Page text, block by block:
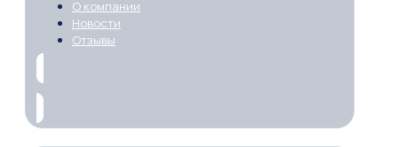
О компании
Новости
Отзывы